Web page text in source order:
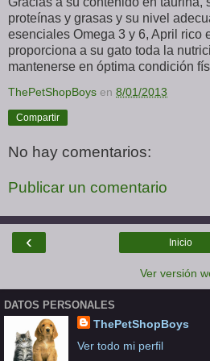
proteínas y grasas y su nivel
esenciales Omega 3 y 6, April rico
proporciona a su gato toda la
mantenerse en óptima condición
ThePetShopBoys en 8/01/2013
Compartir
No hay comentarios:
Publicar un comentario
‹ Inicio
Ver versión
DATOS PERSONALES
ThePetShopBoys
Ver todo mi perfil